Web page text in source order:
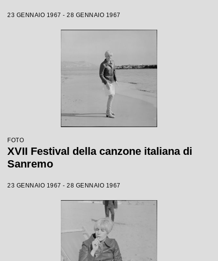
23 GENNAIO 1967 - 28 GENNAIO 1967
FOTO
XVII Festival della canzone italiana di
Sanremo
23 GENNAIO 1967 - 28 GENNAIO 1967